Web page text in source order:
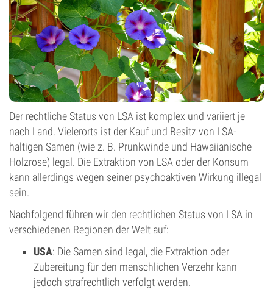
Der rechtliche Status von LSA ist komplex und variiert je
nach Land. Vielerorts ist der Kauf und Besitz von LSA-
haltigen Samen (wie z. B. Prunkwinde und Hawaiianische
Holzrose) legal. Die Extraktion von LSA oder der Konsum
kann allerdings wegen seiner psychoaktiven Wirkung illegal
sein.
Nachfolgend führen wir den rechtlichen Status von LSA in
verschiedenen Regionen der Welt auf:
USA: Die Samen sind legal, die Extraktion oder
Zubereitung für den menschlichen Verzehr kann
jedoch strafrechtlich verfolgt werden.